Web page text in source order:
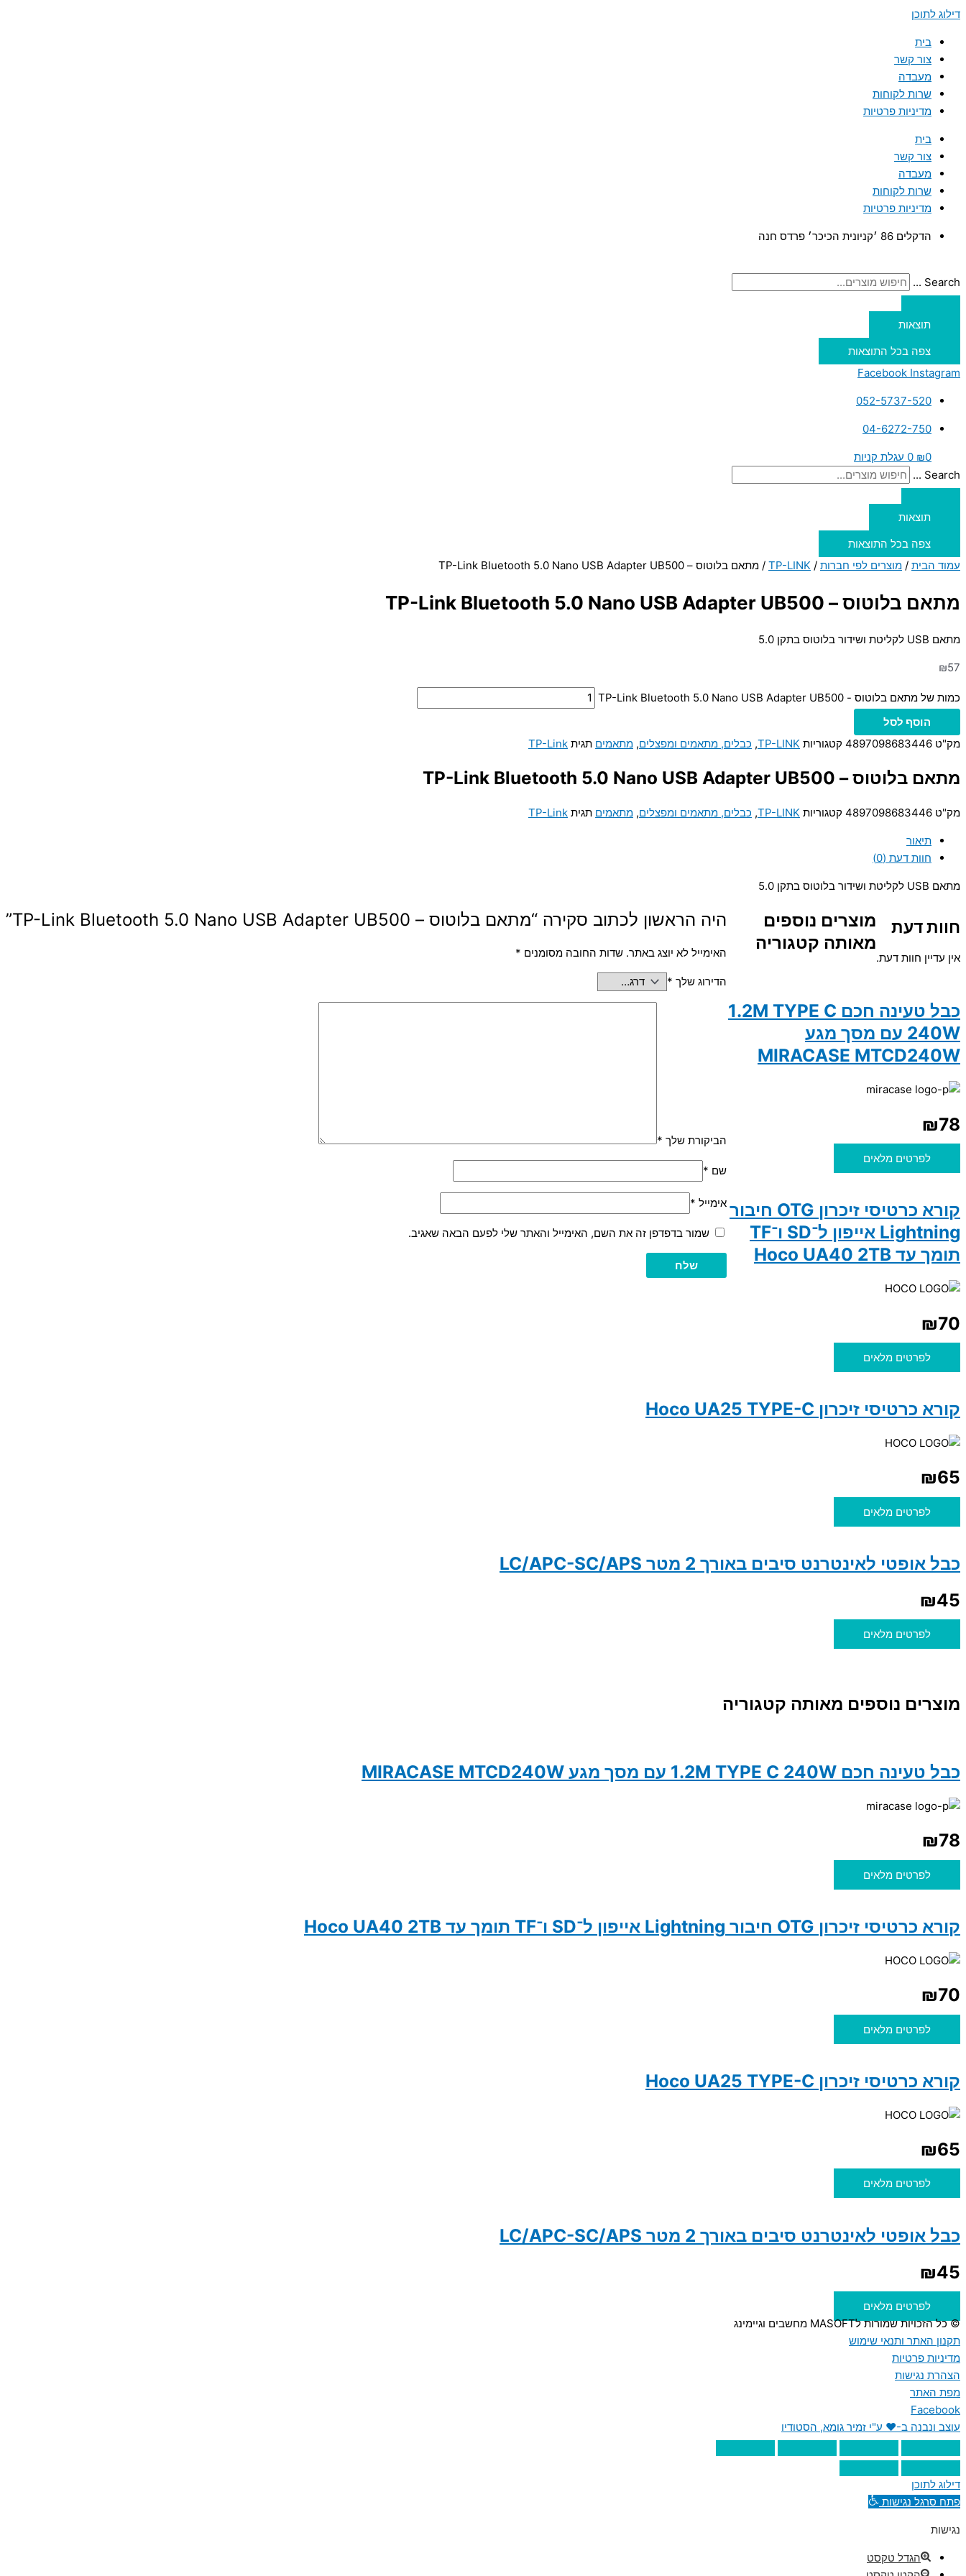
דילוג לתוכן
בית
צור קשר
מעבדה
שרות לקוחות
מדיניות פרטיות
בית
צור קשר
מעבדה
שרות לקוחות
מדיניות פרטיות
הדקלים 86 ׳קניונית הכיכר׳ פרדס חנה
Search ...
תוצאות
צפה בכל התוצאות
Facebook Instagram
052-5737-520
04-6272-750
₪0
0 עגלת קניות
Search ...
תוצאות
צפה בכל התוצאות
עמוד הבית / מוצרים לפי חברות /
TP-LINK / מתאם בלוטוס – TP-Link Bluetooth 5.0 Nano USB Adapter UB500
מתאם בלוטוס – TP-Link Bluetooth 5.0 Nano USB Adapter UB500
מתאם USB לקליטת ושידור בלוטוס בתקן 5.0
₪57
כמות של מתאם בלוטוס - TP-Link Bluetooth 5.0 Nano USB Adapter UB500
הוסף לסל
מק"ט 4897098683446 קטגוריות TP-LINK
, כבלים, מתאמים ומפצלים, מתאמים תגית TP-Link
מתאם בלוטוס – TP-Link Bluetooth 5.0 Nano USB Adapter UB500
מק"ט 4897098683446 קטגוריות TP-LINK
, כבלים, מתאמים ומפצלים, מתאמים תגית TP-Link
תיאור
חוות דעת (0)
מתאם USB לקליטת ושידור בלוטוס בתקן 5.0
חוות דעת
אין עדיין חוות דעת.
היה הראשון לכתוב סקירה “מתאם בלוטוס – TP-Link Bluetooth 5.0 Nano USB Adapter UB500”
האימייל לא יוצג באתר. שדות החובה מסומנים *
הדירוג שלך *
הביקורת שלך *
שם *
אימייל *
שמור בדפדפן זה את השם, האימייל והאתר שלי לפעם הבאה שאגיב.
מוצרים נוספים
מאותה קטגוריה
כבל טעינה חכם 1.2M TYPE C
240W עם מסך מגע
MIRACASE MTCD240W
₪78
לפרטים מלאים
קורא כרטיסי זיכרון OTG חיבור
Lightning אייפון ל־SD ו־TF
תומך עד Hoco UA40 2TB
₪70
לפרטים מלאים
קורא כרטיסי זיכרון Hoco UA25 TYPE-C
₪65
לפרטים מלאים
כבל אופטי לאינטרנט סיבים באורך 2 מטר LC/APC-SC/APS
₪45
לפרטים מלאים
מוצרים נוספים מאותה קטגוריה
כבל טעינה חכם 1.2M TYPE C 240W עם מסך מגע MIRACASE MTCD240W
₪78
לפרטים מלאים
קורא כרטיסי זיכרון OTG חיבור Lightning אייפון ל־SD ו־TF תומך עד Hoco UA40 2TB
₪70
לפרטים מלאים
קורא כרטיסי זיכרון Hoco UA25 TYPE-C
₪65
לפרטים מלאים
כבל אופטי לאינטרנט סיבים באורך 2 מטר LC/APC-SC/APS
₪45
לפרטים מלאים
© כל הזכויות שמורות לMASOFT מחשבים וגיימינג
תקנון האתר ותנאי שימוש
מדיניות פרטיות
הצהרת נגישות
מפת האתר
Facebook
עוצב ונבנה ב-♥︎ ע"י זמיר גומא, הסטודיו
דילוג לתוכן
פתח סרגל נגישות
נגישות
הגדל טקסט